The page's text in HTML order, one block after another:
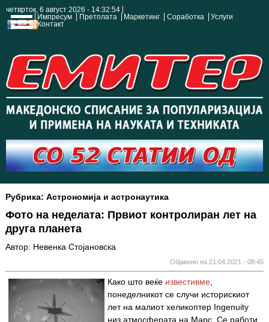
четврток, 6 август 2026 - 14:32:55
Импресум
Претплата Маркетинг Соработка
Услуги
Контакт
Рубрика: Астрономија и астронаутика
Фото на неделата: Првиот контролиран лет на
друга планета
Автор: Невенка Стојановска
Објавено на 21.04.2021 - 08:45
Како што веќе известивме,
понеделникот се случи историскиот
лет на малиот хеликоптер Ingenuity
низ атмосферата на Марс. Се работи